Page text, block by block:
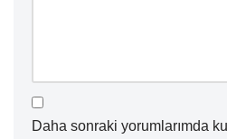
Daha sonraki yorumlarımda